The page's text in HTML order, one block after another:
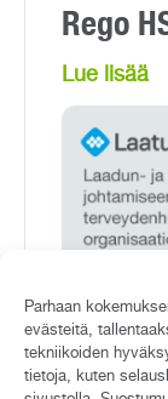
Parhaan
evästeitä,
tekniikoiden
tietoja, kuten
Rego
Lue lisää
Lue lisää